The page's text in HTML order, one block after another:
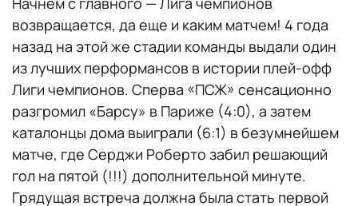
возвращается, да еще и каким матчем! 4 года
назад на этой же стадии команды выдали один
из лучших перформансов в истории плей-офф
Лиги чемпионов. Сперва «ПСЖ» сенсационно
разгромил «Барсу» в Париже (4:0), а затем
каталонцы дома выиграли (6:1) в безумнейшем
матче, где Серджи Роберто забил решающий
гол на пятой (!!!) дополнительной минуте.
Грядущая встреча должна была стать первой